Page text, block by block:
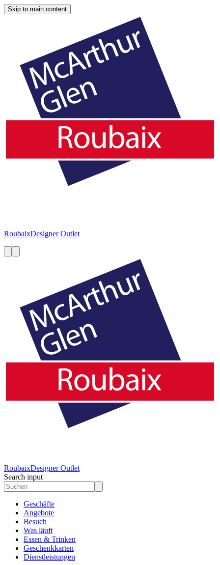
Skip to main content
RoubaixDesigner Outlet
RoubaixDesigner Outlet
Search input
Geschäfte
Angebote
Besuch
Was läuft
Essen & Trinken
Geschenkkarten
Dienstleistungen